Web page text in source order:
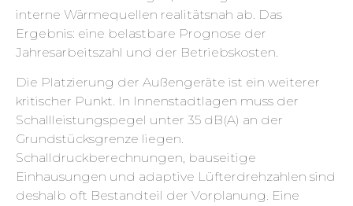
interne Wärmequellen realitätsnah ab. Das
Ergebnis: eine belastbare Prognose der
Jahresarbeitszahl und der Betriebskosten.
Die Platzierung der Außengeräte ist ein weiterer
kritischer Punkt. In Innenstadtlagen muss der
Schallleistungspegel unter 35 dB(A) an der
Grundstücksgrenze liegen.
Schalldruckberechnungen, bauseitige
Einhausungen und adaptive Lüfterdrehzahlen sind
deshalb oft Bestandteil der Vorplanung. Eine